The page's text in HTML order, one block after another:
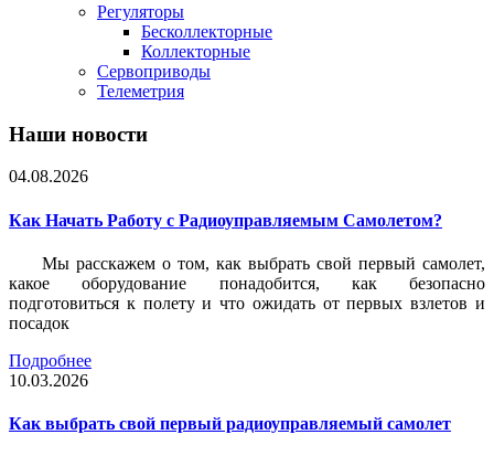
Регуляторы
Бесколлекторные
Коллекторные
Сервоприводы
Телеметрия
Наши новости
04.08.2026
Как Начать Работу с Радиоуправляемым Самолетом?
Мы расскажем о том, как выбрать свой первый самолет,
какое оборудование понадобится, как безопасно
подготовиться к полету и что ожидать от первых взлетов и
посадок
Подробнее
10.03.2026
Как выбрать свой первый радиоуправляемый самолет